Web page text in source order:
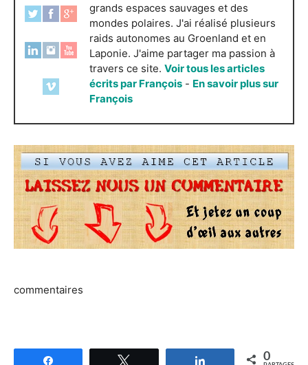
grands espaces sauvages et des
mondes polaires. J'ai réalisé plusieurs
raids autonomes au Groenland et en
Laponie. J'aime partager ma passion à
travers ce site. Voir tous les articles
écrits par François - En savoir plus sur
François
commentaires
Partagez 0